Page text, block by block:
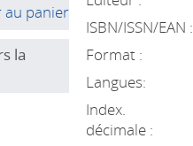
au panier
la
ISBN/ISSN/EAN :
Format :
Langues:
Index.
décimale :